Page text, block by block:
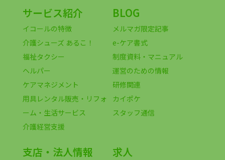
サービス紹介
イコールの特徴
介護シューズ あるこ！
福祉タクシー
ヘルパー
ケアマネジメント
用具レンタル販売・リフォ
ーム・生活サービス
介護経営支援
BLOG
メルマガ限定記事
e-ケア書式
制度資料・マニュアル
運営のための情報
研修関連
カイポケ
スタッフ通信
支店・法人情報 求人